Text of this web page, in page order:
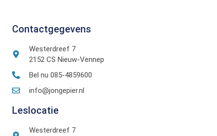
Contactgegevens
Westerdreef 7
2152 CS Nieuw-Vennep
Bel nu 085-4859600
info@jongepier.nl
Leslocatie
Westerdreef 7